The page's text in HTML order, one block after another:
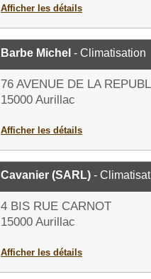
Afficher les détails
Barbe Michel - Climatisation
76 AVENUE DE LA
15000 Aurillac
Afficher les détails
Cavanier (SARL) -
4 BIS RUE CARNOT
15000 Aurillac
Afficher les détails